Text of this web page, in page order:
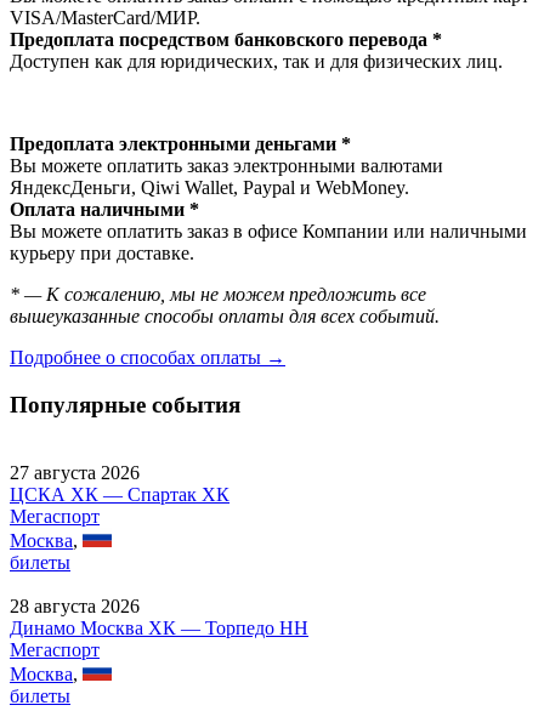
VISA/MasterСard/МИР.
Предоплата посредством банковского перевода *
Доступен как для юридических, так и для физических лиц.
Предоплата электронными деньгами *
Вы можете оплатить заказ электронными валютами
ЯндексДеньги, Qiwi Wallet, Paypal и WebMoney.
Оплата наличными *
Вы можете оплатить заказ в офисе Компании или наличными
курьеру при доставке.
* — К сожалению, мы не можем предложить все
вышеуказанные способы оплаты для всех событий.
Подробнее о способах оплаты →
Популярные события
27 августа 2026
ЦСКА ХК — Спартак ХК
Мегаспорт
Москва,
билеты
28 августа 2026
Динамо Москва ХК — Торпедо НН
Мегаспорт
Москва,
билеты